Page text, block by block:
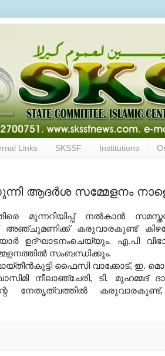
Links SKSSF Institutions
ആദര്‍ശ സമ്മേളനം
മുന്നറിയിപ്പ് നല്‍കാന്‍
കരുവാരകുണ്ട്
ഉദ്ഘാടനംചെയ്യും. എ.പി
സംബന്ധിക്കും.
ഫൈസി വാക്കോട്, ഇ.
നീലാഞ്ചേരി, ടി. മുഹമ്മദ്
നേതൃത്വത്തില്‍ കരുവാരകുണ്ട്,